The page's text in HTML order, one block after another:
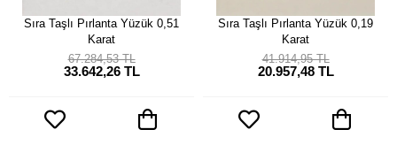
Sıra Taşlı Pırlanta Yüzük 0,51
Karat
33.642,26 TL
67.284,53 TL
Sıra Taşlı Pırlanta Yüzük 0,19
Karat
20.957,48 TL
41.914,95 TL